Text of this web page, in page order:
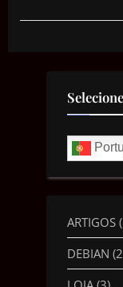
ARTIGOS
DEBIAN